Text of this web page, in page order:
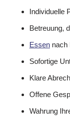
Individuelle
Betreuung,
Essen nach
Sofortige
Klare
Offene
Wahrung